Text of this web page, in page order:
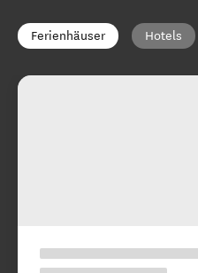
Ferienhäuser Hotels